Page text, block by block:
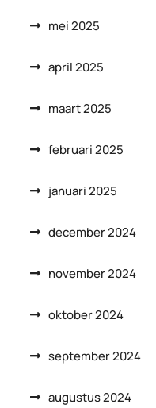
mei 2025
april 2025
maart 2025
februari 2025
januari 2025
december 2024
november 2024
oktober 2024
september 2024
augustus 2024